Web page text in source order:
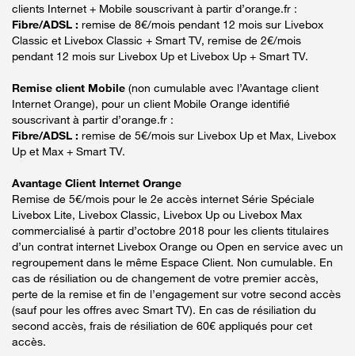
clients Internet + Mobile souscrivant à partir d’orange.fr :
Fibre/ADSL : remise de 8€/mois pendant 12 mois sur Livebox
Classic et Livebox Classic + Smart TV, remise de 2€/mois
pendant 12 mois sur Livebox Up et Livebox Up + Smart TV.
Remise client Mobile (non cumulable avec l’Avantage client
Internet Orange), pour un client Mobile Orange identifié
souscrivant à partir d’orange.fr :
Fibre/ADSL : remise de 5€/mois sur Livebox Up et Max, Livebox
Up et Max + Smart TV.
Avantage Client Internet Orange
Remise de 5€/mois pour le 2e accès internet Série Spéciale
Livebox Lite, Livebox Classic, Livebox Up ou Livebox Max
commercialisé à partir d’octobre 2018 pour les clients titulaires
d’un contrat internet Livebox Orange ou Open en service avec un
regroupement dans le même Espace Client. Non cumulable. En
cas de résiliation ou de changement de votre premier accès,
perte de la remise et fin de l’engagement sur votre second accès
(sauf pour les offres avec Smart TV). En cas de résiliation du
second accès, frais de résiliation de 60€ appliqués pour cet
accès.